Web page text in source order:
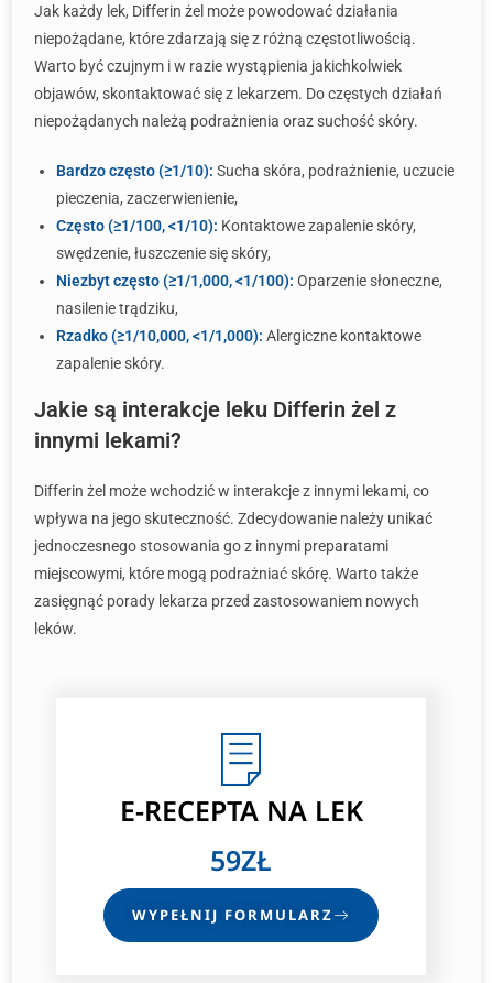
Jak każdy lek, Differin żel może powodować działania
niepożądane, które zdarzają się z różną częstotliwością.
Warto być czujnym i w razie wystąpienia jakichkolwiek
objawów, skontaktować się z lekarzem. Do częstych działań
niepożądanych należą podrażnienia oraz suchość skóry.
Bardzo często (≥1/10): Sucha skóra, podrażnienie, uczucie
pieczenia, zaczerwienienie,
Często (≥1/100, <1/10): Kontaktowe zapalenie skóry,
swędzenie, łuszczenie się skóry,
Niezbyt często (≥1/1,000, <1/100): Oparzenie słoneczne,
nasilenie trądziku,
Rzadko (≥1/10,000, <1/1,000): Alergiczne kontaktowe
zapalenie skóry.
Jakie są interakcje leku Differin żel z
innymi lekami?
Differin żel może wchodzić w interakcje z innymi lekami, co
wpływa na jego skuteczność. Zdecydowanie należy unikać
jednoczesnego stosowania go z innymi preparatami
miejscowymi, które mogą podrażniać skórę. Warto także
zasięgnąć porady lekarza przed zastosowaniem nowych
leków.
E-RECEPTA NA LEK
59ZŁ
WYPEŁNIJ FORMULARZ